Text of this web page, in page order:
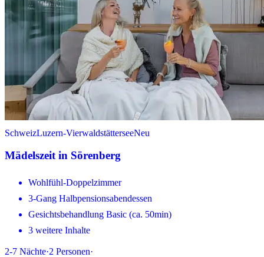
SchweizLuzern-VierwaldstätterseeNeu
Mädelszeit in Sörenberg
Wohlfühl-Doppelzimmer
3-Gang Halbpensionsabendessen
Gesichtsbehandlung Basic (ca. 50min)
3 weitere Inhalte
2-7 Nächte·2 Personen·